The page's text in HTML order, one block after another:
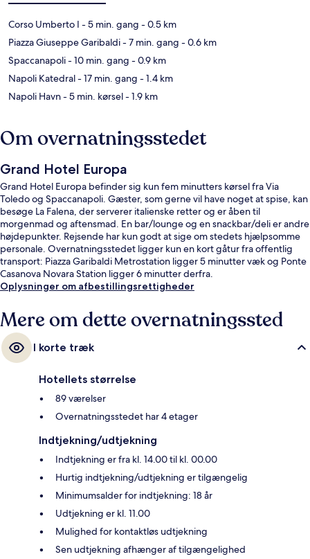
Corso Umberto I - 5 min. gang - 0.5 km
Piazza Giuseppe Garibaldi- 7 min. gang - 0.6 km
Spaccanapoli- 10 min. gang - 0.9 km
Napoli Katedral- 17 min. gang - 1.4 km
Napoli Havn- 5 min. kørsel- 1.9 km
Om overnatningsstedet
Grand Hotel Europa
Grand Hotel Europa befinder sig kun fem minutters kørsel fra Via
Toledo og Spaccanapoli. Gæster, som gerne vil have noget at spise, kan
besøge La Falena, der serverer italienske retter og er åben til
morgenmad og aftensmad. En bar/lounge og en snackbar/deli er andre
højdepunkter. Rejsende har kun godt at sige om stedets hjælpsomme
personale. Overnatningsstedet ligger kun en kort gåtur fra offentlig
transport: Piazza Garibaldi Metrostation ligger 5 minutter væk og Ponte
Casanova Novara Station ligger 6 minutter derfra.
Oplysninger om afbestillingsrettigheder
Mere om dette overnatningssted
I korte træk
Hotellets størrelse
89 værelser
Overnatningsstedet har 4 etager
Indtjekning/udtjekning
Indtjekning er fra kl. 14.00 til kl. 00.00
Hurtig indtjekning/udtjekning er tilgængelig
Minimumsalder for indtjekning: 18 år
Udtjekning er kl. 11.00
Mulighed for kontaktløs udtjekning
Sen udtjekning afhænger af tilgængelighed